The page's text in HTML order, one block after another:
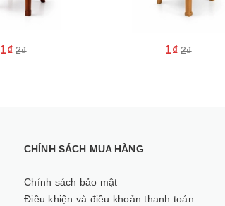
1₫ 2₫ 1₫ 2₫
CHÍNH SÁCH MUA HÀNG
Chính sách bảo mật
Điều khiện và điều khoản thanh toán